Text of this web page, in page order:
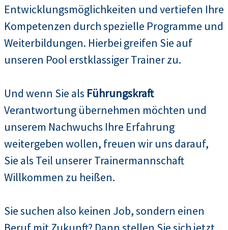
Entwicklungsmöglichkeiten und vertiefen Ihre
Kompetenzen durch spezielle Programme und
Weiterbildungen. Hierbei greifen Sie auf
unseren Pool erstklassiger Trainer zu.
Und wenn Sie als Führungskraft
Verantwortung übernehmen möchten und
unserem Nachwuchs Ihre Erfahrung
weitergeben wollen, freuen wir uns darauf,
Sie als Teil unserer Trainermannschaft
Willkommen zu heißen.
Sie suchen also keinen Job, sondern einen